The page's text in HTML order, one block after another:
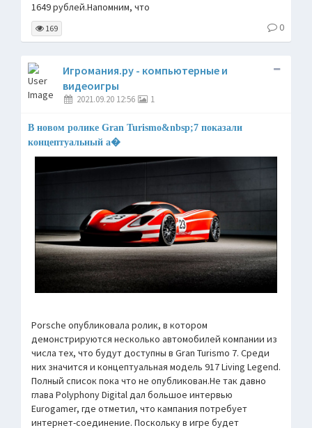
1649 рублей.Напомним, что
169 0
Игромания.ру - компьютерные и
видеоигры
2021.09.20 12:56 1
В новом ролике Gran Turismo&nbsp;7 показали
концептуальный а�
Porsche опубликовала ролик, в котором
демонстрируются несколько автомобилей компании из
числа тех, что будут доступны в Gran Turismo 7. Среди
них значится и концептуальная модель 917 Living Legend.
Полный список пока что не опубликован.Не так давно
глава Polyphony Digital дал большое интервью
Eurogamer, где отметил, что кампания потребует
интернет-соединение. Поскольку в игре будет